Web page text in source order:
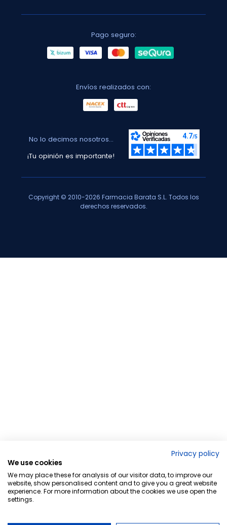
Pago seguro:
Envíos realizados con:
No lo decimos nosotros...
¡Tu opinión es importante!
Copyright © 2010-2026 Farmacia Barata S.L. Todos los
derechos reservados.
Privacy policy
We use cookies
We may place these for analysis of our visitor data, to improve our
website, show personalised content and to give you a great website
experience. For more information about the cookies we use open the
settings.